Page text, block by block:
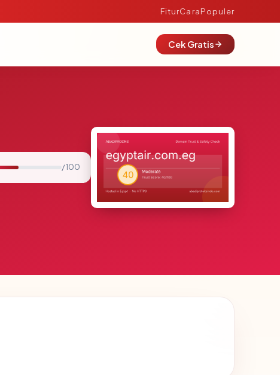
FiturCaraPopuler
Cek Gratis
/ 100